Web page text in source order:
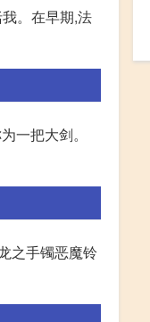
。在早期,法
一把大剑。
之手镯恶魔铃